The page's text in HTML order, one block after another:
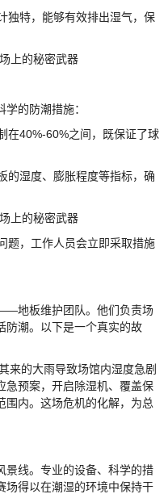
独特，能够有效排出湿气，保
的防潮措施：
在40%-60%之间，既保证了球
的湿度、膨胀程度等指标，确
题，工作人员会立即采取措施
地板维护团队。他们负责场
防潮。以下是一个真实的故
来的大雨导致场馆内湿度急剧
急预案，开启除湿机、覆盖保
围内。这场危机的化解，为总
景线。专业的设备、科学的措
场得以在潮湿的环境中保持干